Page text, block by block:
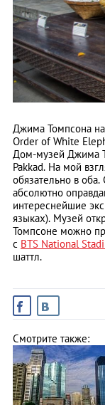
Джима Томпсона
Order of White
Дом-музей Джима
Pakkad. На мой
обязательно в
абсолютно
интереснейшие
языках). Музей
Томпсоне можно
с BTS National
шаттл.
Смотрите также: